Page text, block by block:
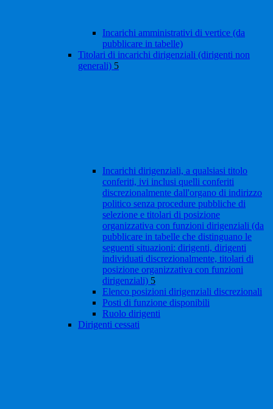
Incarichi amministrativi di vertice (da
pubblicare in tabelle)
Titolari di incarichi dirigenziali (dirigenti non
generali) 5
Incarichi dirigenziali, a qualsiasi titolo
conferiti, ivi inclusi quelli conferiti
discrezionalmente dall'organo di indirizzo
politico senza procedure pubbliche di
selezione e titolari di posizione
organizzativa con funzioni dirigenziali (da
pubblicare in tabelle che distinguano le
seguenti situazioni: dirigenti, dirigenti
individuati discrezionalmente, titolari di
posizione organizzativa con funzioni
dirigenziali) 5
Elenco posizioni dirigenziali discrezionali
Posti di funzione disponibili
Ruolo dirigenti
Dirigenti cessati